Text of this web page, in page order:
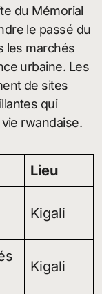
du Mémorial
le passé du
les marchés
urbaine. Les
de sites
qui
rwandaise.
Lieu
Kigali
Kigali